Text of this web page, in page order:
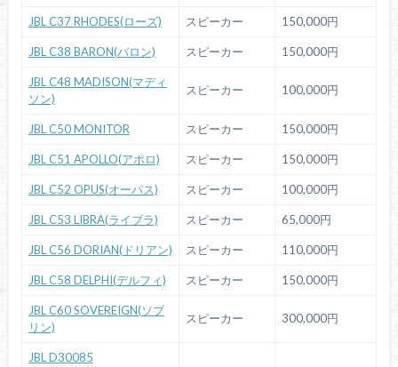
JBL C37 RHODES(ローズ) スピーカー 150,000円
JBL C38 BARON(バロン) スピーカー 150,000円
JBL C48 MADISON(マディ
ソン)
スピーカー 100,000円
JBL C50 MONITOR スピーカー 150,000円
JBL C51 APOLLO(アポロ) スピーカー 150,000円
JBL C52 OPUS(オーパス) スピーカー 100,000円
JBL C53 LIBRA(ライブラ) スピーカー 65,000円
JBL C56 DORIAN(ドリアン) スピーカー 110,000円
JBL C58 DELPHI(デルフィ) スピーカー 150,000円
JBL C60 SOVEREIGN(ソブ
リン)
スピーカー 300,000円
JBL D30085